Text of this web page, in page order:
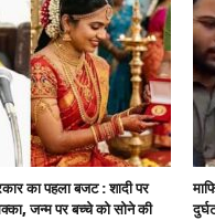
का पहला बजट : शादी पर
जन्म पर बच्चे को सोने की